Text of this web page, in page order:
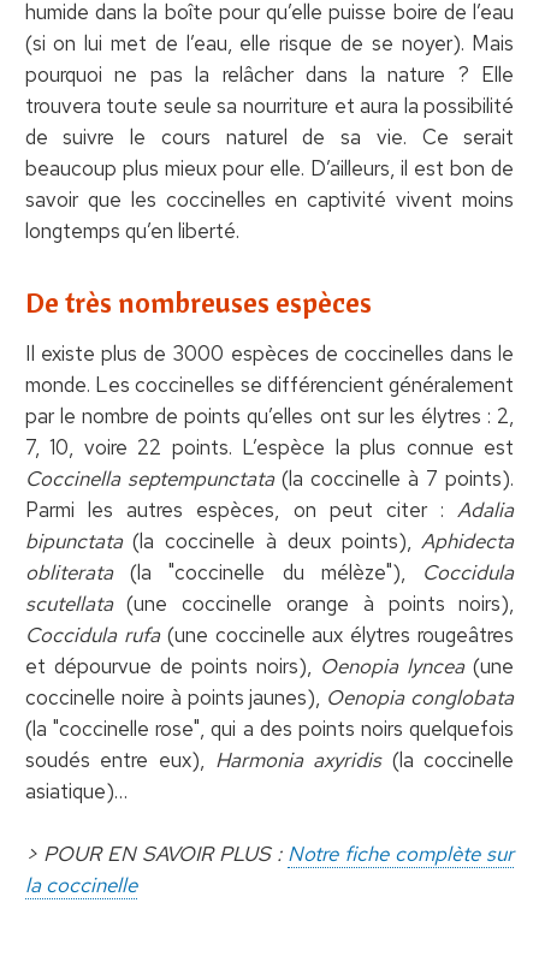
humide dans la boîte pour qu’elle puisse boire de l’eau
(si on lui met de l’eau, elle risque de se noyer). Mais
pourquoi ne pas la relâcher dans la nature ? Elle
trouvera toute seule sa nourriture et aura la possibilité
de suivre le cours naturel de sa vie. Ce serait
beaucoup plus mieux pour elle. D’ailleurs, il est bon de
savoir que les coccinelles en captivité vivent moins
longtemps qu’en liberté.
De très nombreuses espèces
Il existe plus de 3000 espèces de coccinelles dans le
monde. Les coccinelles se différencient généralement
par le nombre de points qu’elles ont sur les élytres : 2,
7, 10, voire 22 points. L’espèce la plus connue est
Coccinella septempunctata(la coccinelle à 7 points).
Parmi les autres espèces, on peut citer :Adalia
bipunctata(la coccinelle à deux points),Aphidecta
obliterata(la "coccinelle du mélèze"), Coccidula
scutellata(une coccinelle orange à points noirs),
Coccidula rufa(une coccinelle aux élytres rougeâtres
et dépourvue de points noirs), Oenopia lyncea(une
coccinelle noire à points jaunes), Oenopia conglobata
(la "coccinelle rose", qui a des points noirs quelquefois
soudés entre eux), Harmonia axyridis(la coccinelle
asiatique)…
> POUR EN SAVOIR PLUS : Notre fiche complète sur
la coccinelle